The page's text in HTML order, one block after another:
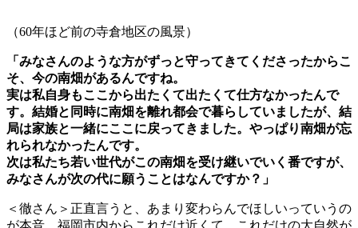
（60年ほど前の寺倉地区の風景）
「みなさんのような方がずっと守ってきてくださったからこ
そ、今の南畑があるんですね。
実は私自身もここから出たくて出たくて仕方なかったんで
す。結婚と同時に南畑を離れ都会で暮らしていましたが、結
局は家族と一緒にここに戻ってきました。やっぱり南畑が忘
れられなかったんです。
次は私たち若い世代がこの南畑を受け継いでいく番ですが、
みなさんが次の代に願うことはなんですか？」
＜徹さん＞正直言うと、あまり変わらんでほしいっていうの
が本音。福岡市内からこれだけ近くて、これだけの大自然が